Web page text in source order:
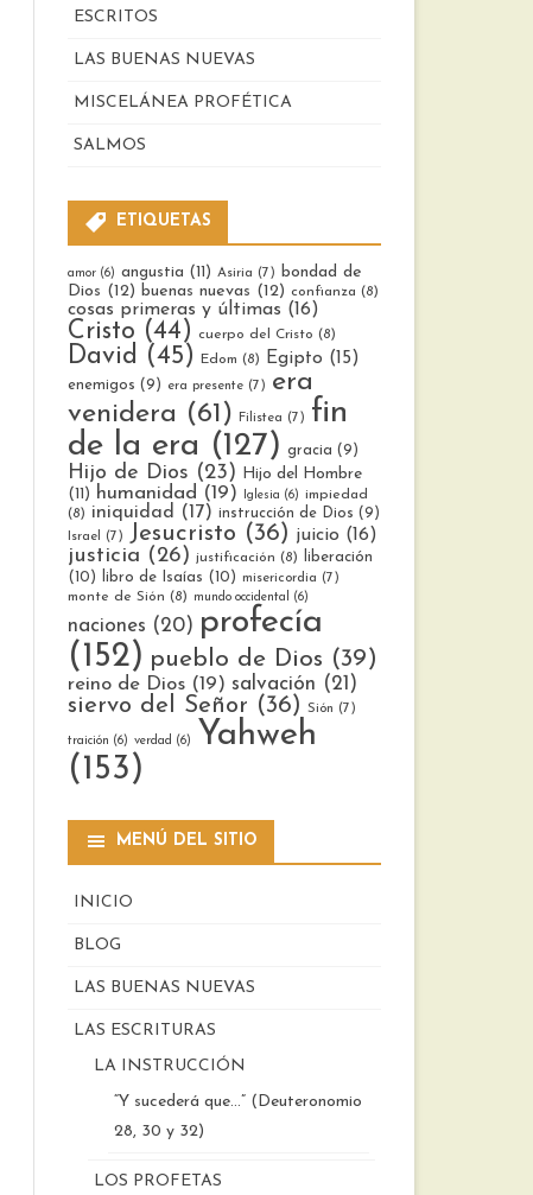
ESCRITOS
LAS BUENAS NUEVAS
MISCELÁNEA PROFÉTICA
SALMOS
ETIQUETAS
amor(6) angustia (11) Asiria (7) bondad de
Dios (12) buenas nuevas (12) confianza (8)
cosas primeras y últimas (16)
Cristo (44) cuerpo del Cristo (8)
David (45) Edom (8) Egipto (15)
enemigos (9) era presente(7) era
venidera (61) Filistea (7) fin
de la era (127) gracia (9)
Hijo de Dios (23)
Hijo del Hombre
(11)
humanidad (19) Iglesia (6) impiedad
(8) iniquidad (17) instrucción de Dios (9)
Israel (7) Jesucristo (36) juicio (16)
justicia (26) justificación (8)
liberación
(10)
libro de Isaías (10) misericordia (7)
monte de Sión (8) mundo occidental (6)
naciones (20) profecía
(152) pueblo de Dios (39)
reino de Dios(19) salvación (21)
siervo del Señor (36) Sión (7)
traición (6) verdad (6)
Yahweh
(153)
MENÚ DEL SITIO
INICIO
BLOG
LAS BUENAS NUEVAS
LAS ESCRITURAS
LA INSTRUCCIÓN
“Y sucederá que…” (Deuteronomio
28, 30 y 32)
LOS PROFETAS